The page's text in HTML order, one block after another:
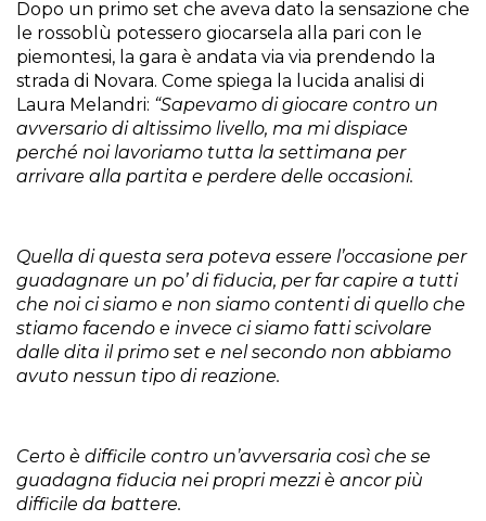
Dopo un primo set che aveva dato la sensazione che
le rossoblù potessero giocarsela alla pari con le
piemontesi, la gara è andata via via prendendo la
strada di Novara. Come spiega la lucida analisi di
Laura Melandri: “Sapevamo di giocare contro un
avversario di altissimo livello, ma mi dispiace
perché noi lavoriamo tutta la settimana per
arrivare alla partita e perdere delle occasioni.
Quella di questa sera poteva essere l’occasione per
guadagnare un po’ di fiducia, per far capire a tutti
che noi ci siamo e non siamo contenti di quello che
stiamo facendo e invece ci siamo fatti scivolare
dalle dita il primo set e nel secondo non abbiamo
avuto nessun tipo di reazione.
Certo è difficile contro un’avversaria così che se
guadagna fiducia nei propri mezzi è ancor più
difficile da battere.